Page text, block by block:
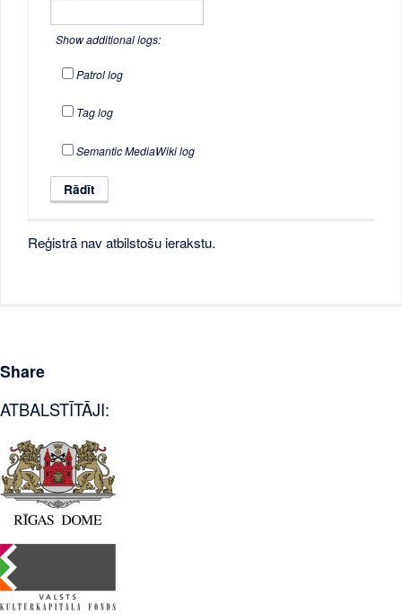
Show additional logs:
Patrol log
Tag log
Semantic MediaWiki log
Reģistrā nav atbilstošu ierakstu.
Share
ATBALSTĪTĀJI: